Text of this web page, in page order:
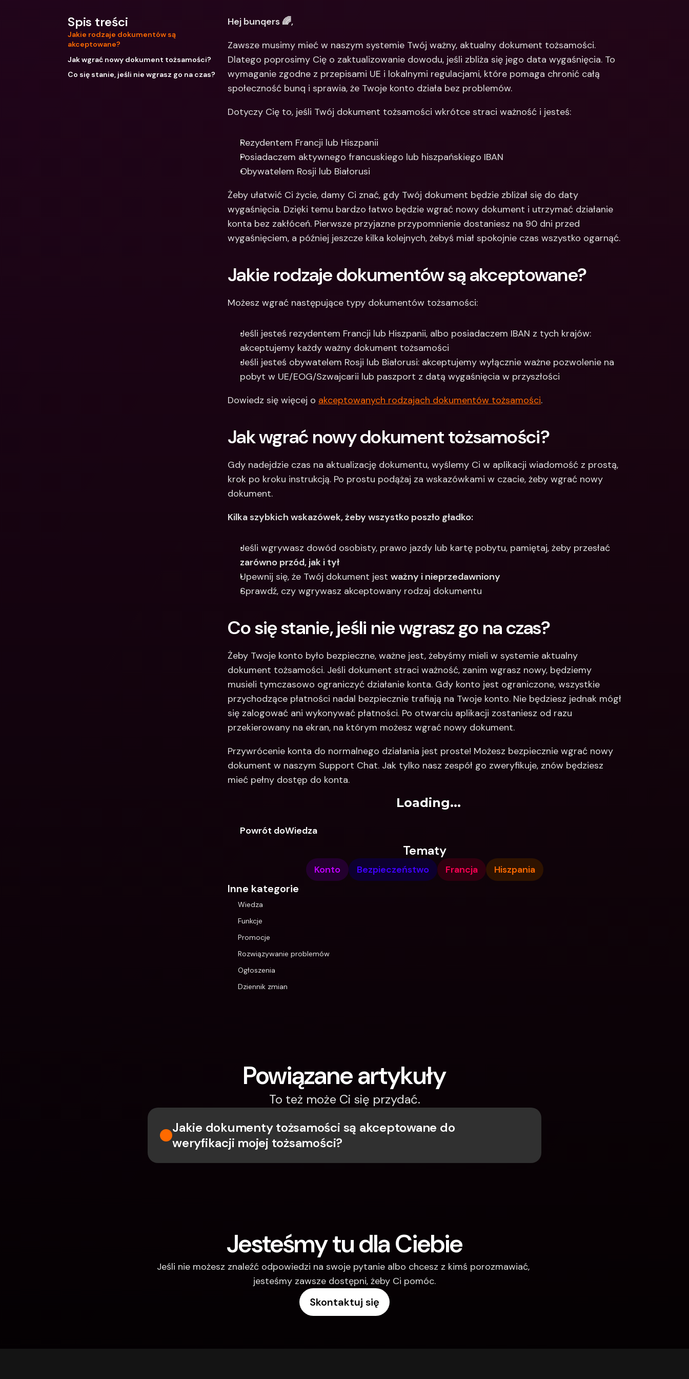
waluty
Spis treści
Jakie rodzaje dokumentów są
akceptowane?
Jak wgrać nowy dokument tożsamości?
Co się stanie, jeśli nie wgrasz go na czas?
Hej bunqers 🌈,
Zawsze musimy mieć w naszym systemie Twój ważny, aktualny dokument tożsamości.
Dlatego poprosimy Cię o zaktualizowanie dowodu, jeśli zbliża się jego data wygaśnięcia. To
wymaganie zgodne z przepisami UE i lokalnymi regulacjami, które pomaga chronić całą
społeczność bunq i sprawia, że Twoje konto działa bez problemów.
Dotyczy Cię to, jeśli Twój dokument tożsamości wkrótce straci ważność i jesteś:
Rezydentem Francji lub Hiszpanii
Posiadaczem aktywnego francuskiego lub hiszpańskiego IBAN
Obywatelem Rosji lub Białorusi
Żeby ułatwić Ci życie, damy Ci znać, gdy Twój dokument będzie zbliżał się do daty
wygaśnięcia. Dzięki temu bardzo łatwo będzie wgrać nowy dokument i utrzymać działanie
konta bez zakłóceń. Pierwsze przyjazne przypomnienie dostaniesz na 90 dni przed
wygaśnięciem, a później jeszcze kilka kolejnych, żebyś miał spokojnie czas wszystko ogarnąć.
Jakie rodzaje dokumentów są akceptowane?
Możesz wgrać następujące typy dokumentów tożsamości:
Jeśli jesteś rezydentem Francji lub Hiszpanii, albo posiadaczem IBAN z tych krajów:
akceptujemy każdy ważny dokument tożsamości
Jeśli jesteś obywatelem Rosji lub Białorusi: akceptujemy wyłącznie ważne pozwolenie na
pobyt w UE/EOG/Szwajcarii lub paszport z datą wygaśnięcia w przyszłości
Dowiedz się więcej o akceptowanych rodzajach dokumentów tożsamości.
Jak wgrać nowy dokument tożsamości?
Gdy nadejdzie czas na aktualizację dokumentu, wyślemy Ci w aplikacji wiadomość z prostą,
krok po kroku instrukcją. Po prostu podążaj za wskazówkami w czacie, żeby wgrać nowy
dokument.
Kilka szybkich wskazówek, żeby wszystko poszło gładko:
zarówno przód, jak i tył
Upewnij się, że Twój dokument jest ważny i nieprzedawniony
Sprawdź, czy wgrywasz akceptowany rodzaj dokumentu
Co się stanie, jeśli nie wgrasz go na czas?
Żeby Twoje konto było bezpieczne, ważne jest, żebyśmy mieli w systemie aktualny
dokument tożsamości. Jeśli dokument straci ważność, zanim wgrasz nowy, będziemy
musieli tymczasowo ograniczyć działanie konta. Gdy konto jest ograniczone, wszystkie
przychodzące płatności nadal bezpiecznie trafiają na Twoje konto. Nie będziesz jednak mógł
się zalogować ani wykonywać płatności. Po otwarciu aplikacji zostaniesz od razu
przekierowany na ekran, na którym możesz wgrać nowy dokument.
Przywrócenie konta do normalnego działania jest proste! Możesz bezpiecznie wgrać nowy
dokument w naszym Support Chat. Jak tylko nasz zespół go zweryfikuje, znów będziesz
mieć pełny dostęp do konta.
Loading...
Powrót doWiedza
Tematy
Konto Bezpieczeństwo Francja Hiszpania
Inne kategorie
Wiedza
Funkcje
Promocje
Rozwiązywanie problemów
Ogłoszenia
Dziennik zmian
Powiązane artykuły
To też może Ci się przydać.
Jakie dokumenty tożsamości są akceptowane do
weryfikacji mojej tożsamości?
Jesteśmy tu dla Ciebie
Jeśli nie możesz znaleźć odpowiedzi na swoje pytanie albo chcesz z kimś porozmawiać,
jesteśmy zawsze dostępni, żeby Ci pomóc.
Skontaktuj się